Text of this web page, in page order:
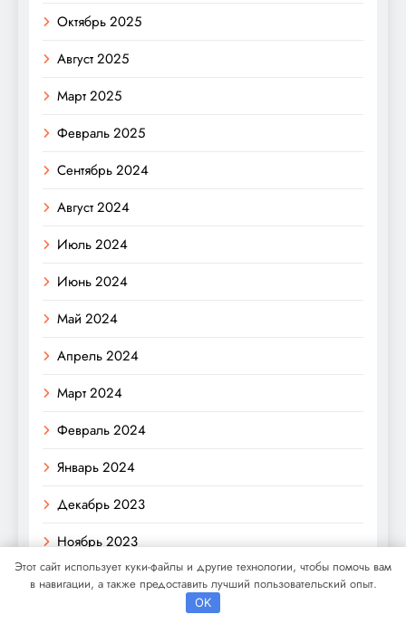
Октябрь 2025
Август 2025
Март 2025
Февраль 2025
Сентябрь 2024
Август 2024
Июль 2024
Июнь 2024
Май 2024
Апрель 2024
Март 2024
Февраль 2024
Январь 2024
Декабрь 2023
Ноябрь 2023
Октябрь 2023
Этот сайт использует куки-файлы и другие технологии, чтобы помочь вам
в навигации, а также предоставить лучший пользовательский опыт.
OK